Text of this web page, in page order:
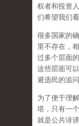
权者和投资
们希望我们
很多国家的
里不存在，
过多个层面
这些层面可
避选民的追
为了便于理
塔，只有一
就是公共诽